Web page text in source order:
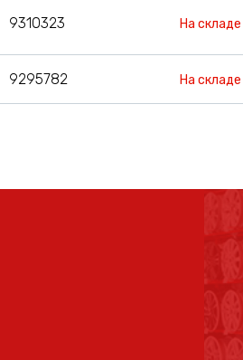
9310323 На
9295782 На